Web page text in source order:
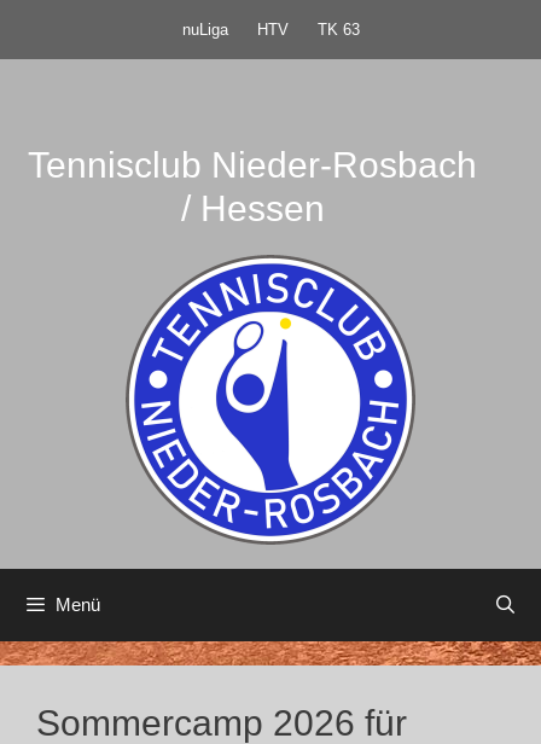
nuLiga HTV TK 63
Tennisclub Nieder-Rosbach
/ Hessen
Menü
Sommercamp 2026 für